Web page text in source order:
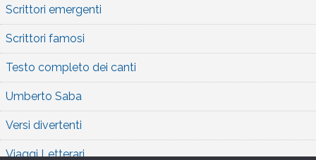
Scrittori emergenti
Scrittori famosi
Testo completo dei canti
Umberto Saba
Versi divertenti
Viaggi Letterari